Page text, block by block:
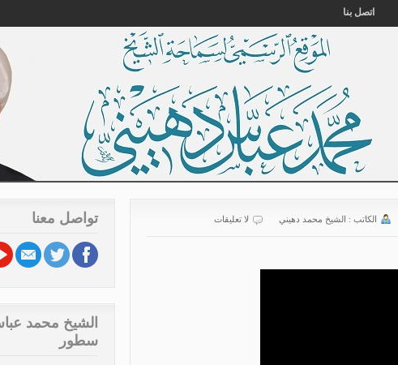
اتصل بنا
الكاتب : الشیخ محمد دهیني
لا تعليقات
تواصل معنا
الشيخ محمد
سطور